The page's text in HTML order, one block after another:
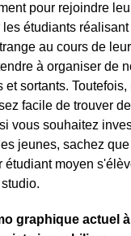
pour rejoindre
étudiants
au cours de
à organiser de
et sortants. Toutefois,
facile de trouver
vous souhaitez
jeunes, sachez
étudiant moyen
graphique actuel